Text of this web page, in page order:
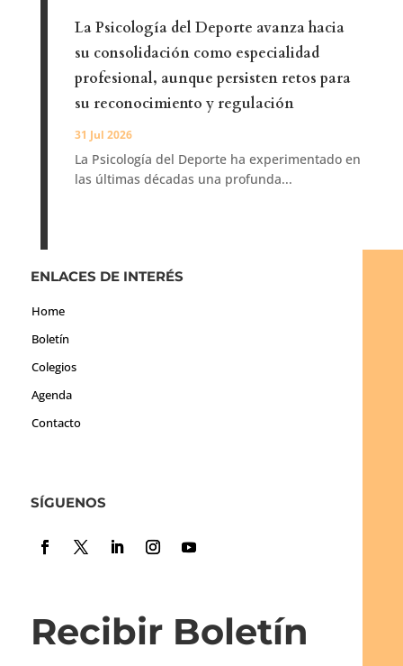
La Psicología del Deporte avanza hacia
su consolidación como especialidad
profesional, aunque persisten retos para
su reconocimiento y regulación
31 Jul 2026
La Psicología del Deporte ha experimentado en
las últimas décadas una profunda...
ENLACES DE INTERÉS
Home
Boletín
Colegios
Agenda
Contacto
SÍGUENOS
Recibir Boletín